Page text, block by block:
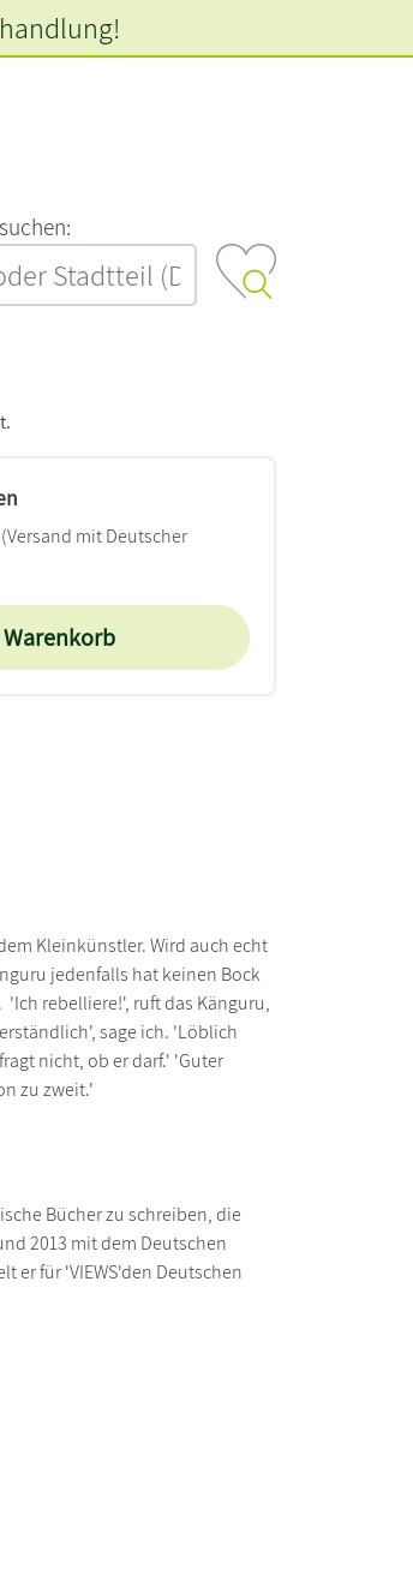
mit Deutscher
Kleinkünstler. Wird auch echt
jedenfalls hat keinen Bock
rebelliere!', ruft das Känguru,
sage ich. 'Löblich
nicht, ob er darf.' 'Guter
zu zweit.'
Bücher zu schreiben, die
2013 mit dem Deutschen
er für 'VIEWS'den Deutschen